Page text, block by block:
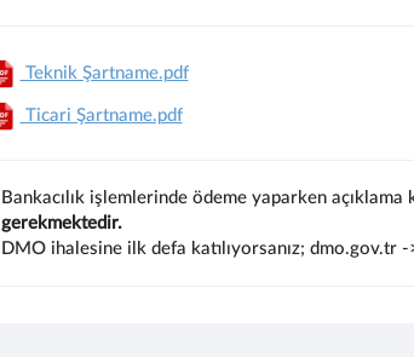
Teknik Şartname.pdf
Ticari Şartname.pdf
Bankacılık işlemlerinde ödeme yaparken
gerekmektedir.
DMO ihalesine ilk defa katılıyorsanız; dmo.gov.tr